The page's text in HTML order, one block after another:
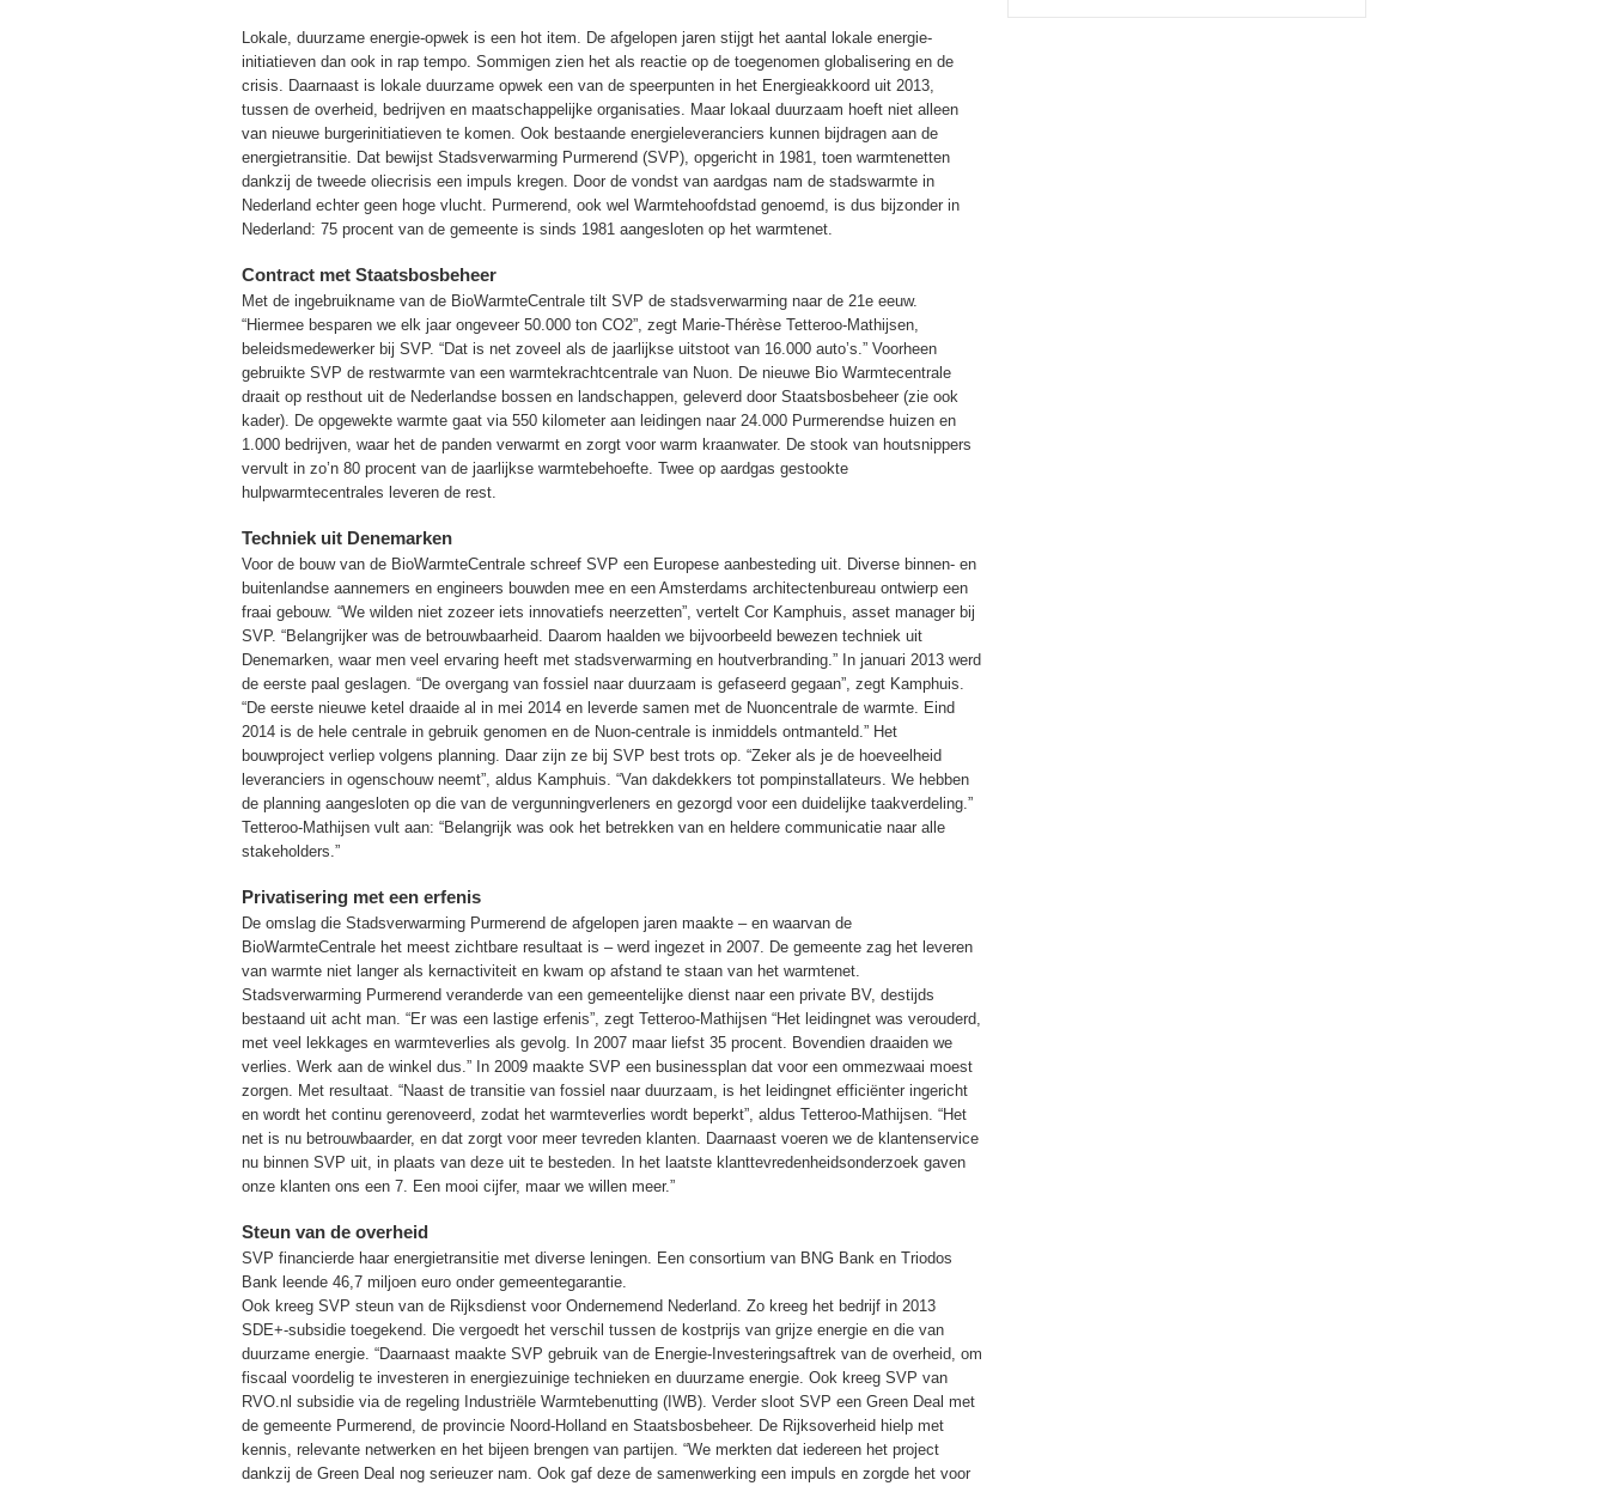
Lokale, duurzame energie-opwek is een hot item. De afgelopen jaren stijgt het aantal lokale energie-
initiatieven dan ook in rap tempo. Sommigen zien het als reactie op de toegenomen globalisering en de
crisis. Daarnaast is lokale duurzame opwek een van de speerpunten in het Energieakkoord uit 2013,
tussen de overheid, bedrijven en maatschappelijke organisaties. Maar lokaal duurzaam hoeft niet alleen
van nieuwe burgerinitiatieven te komen. Ook bestaande energieleveranciers kunnen bijdragen aan de
energietransitie. Dat bewijst Stadsverwarming Purmerend (SVP), opgericht in 1981, toen warmtenetten
dankzij de tweede oliecrisis een impuls kregen. Door de vondst van aardgas nam de stadswarmte in
Nederland echter geen hoge vlucht. Purmerend, ook wel Warmtehoofdstad genoemd, is dus bijzonder in
Nederland: 75 procent van de gemeente is sinds 1981 aangesloten op het warmtenet.
Contract met Staatsbosbeheer
Met de ingebruikname van de BioWarmteCentrale tilt SVP de stadsverwarming naar de 21e eeuw.
“Hiermee besparen we elk jaar ongeveer 50.000 ton CO2”, zegt Marie-Thérèse Tetteroo-Mathijsen,
beleidsmedewerker bij SVP. “Dat is net zoveel als de jaarlijkse uitstoot van 16.000 auto’s.” Voorheen
gebruikte SVP de restwarmte van een warmtekrachtcentrale van Nuon. De nieuwe Bio Warmtecentrale
draait op resthout uit de Nederlandse bossen en landschappen, geleverd door Staatsbosbeheer (zie ook
kader). De opgewekte warmte gaat via 550 kilometer aan leidingen naar 24.000 Purmerendse huizen en
1.000 bedrijven, waar het de panden verwarmt en zorgt voor warm kraanwater. De stook van houtsnippers
vervult in zo’n 80 procent van de jaarlijkse warmtebehoefte. Twee op aardgas gestookte
hulpwarmtecentrales leveren de rest.
Techniek uit Denemarken
Voor de bouw van de BioWarmteCentrale schreef SVP een Europese aanbesteding uit. Diverse binnen- en
buitenlandse aannemers en engineers bouwden mee en een Amsterdams architectenbureau ontwierp een
fraai gebouw. “We wilden niet zozeer iets innovatiefs neerzetten”, vertelt Cor Kamphuis, asset manager bij
SVP. “Belangrijker was de betrouwbaarheid. Daarom haalden we bijvoorbeeld bewezen techniek uit
Denemarken, waar men veel ervaring heeft met stadsverwarming en houtverbranding.” In januari 2013 werd
de eerste paal geslagen. “De overgang van fossiel naar duurzaam is gefaseerd gegaan”, zegt Kamphuis.
“De eerste nieuwe ketel draaide al in mei 2014 en leverde samen met de Nuoncentrale de warmte. Eind
2014 is de hele centrale in gebruik genomen en de Nuon-centrale is inmiddels ontmanteld.” Het
bouwproject verliep volgens planning. Daar zijn ze bij SVP best trots op. “Zeker als je de hoeveelheid
leveranciers in ogenschouw neemt”, aldus Kamphuis. “Van dakdekkers tot pompinstallateurs. We hebben
de planning aangesloten op die van de vergunningverleners en gezorgd voor een duidelijke taakverdeling.”
Tetteroo-Mathijsen vult aan: “Belangrijk was ook het betrekken van en heldere communicatie naar alle
stakeholders.”
Privatisering met een erfenis
De omslag die Stadsverwarming Purmerend de afgelopen jaren maakte – en waarvan de
BioWarmteCentrale het meest zichtbare resultaat is – werd ingezet in 2007. De gemeente zag het leveren
van warmte niet langer als kernactiviteit en kwam op afstand te staan van het warmtenet.
Stadsverwarming Purmerend veranderde van een gemeentelijke dienst naar een private BV, destijds
bestaand uit acht man. “Er was een lastige erfenis”, zegt Tetteroo-Mathijsen “Het leidingnet was verouderd,
met veel lekkages en warmteverlies als gevolg. In 2007 maar liefst 35 procent. Bovendien draaiden we
verlies. Werk aan de winkel dus.” In 2009 maakte SVP een businessplan dat voor een ommezwaai moest
zorgen. Met resultaat. “Naast de transitie van fossiel naar duurzaam, is het leidingnet efficiënter ingericht
en wordt het continu gerenoveerd, zodat het warmteverlies wordt beperkt”, aldus Tetteroo-Mathijsen. “Het
net is nu betrouwbaarder, en dat zorgt voor meer tevreden klanten. Daarnaast voeren we de klantenservice
nu binnen SVP uit, in plaats van deze uit te besteden. In het laatste klanttevredenheidsonderzoek gaven
onze klanten ons een 7. Een mooi cijfer, maar we willen meer.”
Steun van de overheid
SVP financierde haar energietransitie met diverse leningen. Een consortium van BNG Bank en Triodos
Bank leende 46,7 miljoen euro onder gemeentegarantie.
Ook kreeg SVP steun van de Rijksdienst voor Onder­nemend Nederland. Zo kreeg het bedrijf in 2013
SDE+-subsidie toegekend. Die vergoedt het verschil tussen de kostprijs van grijze energie en die van
duurzame energie. “Daarnaast maakte SVP gebruik van de Energie-Investeringsaftrek van de overheid, om
fiscaal voordelig te investeren in energiezuinige technieken en duurzame energie. Ook kreeg SVP van
RVO.nl subsidie via de regeling Industriële Warmtebenutting (IWB). Verder sloot SVP een Green Deal met
de gemeente Purmerend, de provincie Noord-Holland en Staatsbosbeheer. De Rijksoverheid hielp met
kennis, relevante netwerken en het bijeen brengen van partijen. “We merkten dat iedereen het project
dankzij de Green Deal nog serieuzer nam. Ook gaf deze de samenwerking een impuls en zorgde het voor